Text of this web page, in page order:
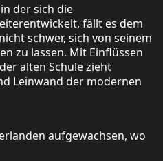
der sich die
fällt es dem
schwer, sich von seinem
zu lassen. Mit Einflüssen
alten Schule zieht
Leinwand der modernen
aufgewachsen, wo